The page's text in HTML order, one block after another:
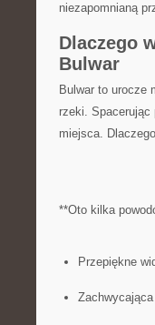
niezapomnianą
Dlaczego
Bulwar
Bulwar to urocze
rzeki.
miejsca.
**Oto kilka
Przepiękne